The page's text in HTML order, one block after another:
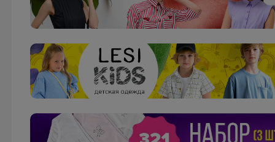
Черубино качественный школьный трикотаж